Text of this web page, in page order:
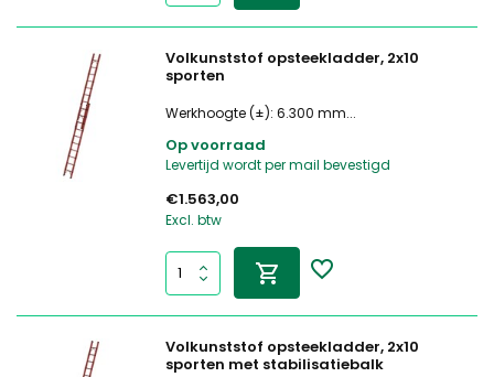
Volkunststof opsteekladder, 2x10
sporten
Werkhoogte (±): 6.300 mm...
Op voorraad
Levertijd wordt per mail bevestigd
€1.563,00
Excl. btw
Volkunststof opsteekladder, 2x10
sporten met stabilisatiebalk